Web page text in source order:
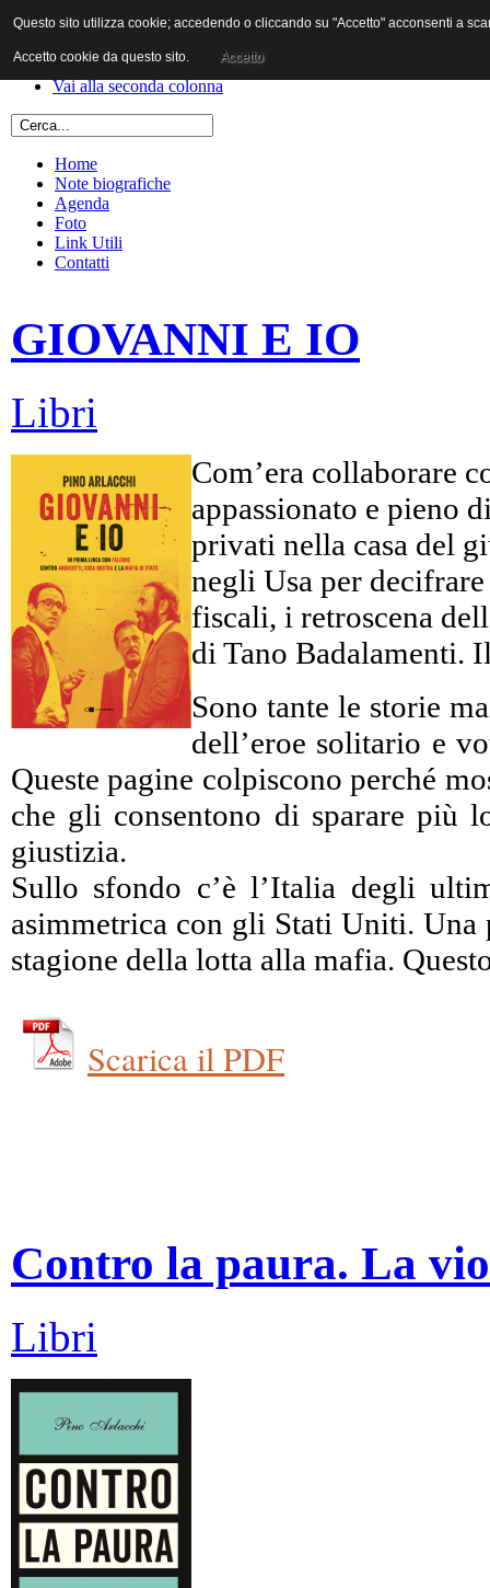
Vai al contenuto
Vai alla prima colonna
Vai alla seconda colonna
Home
Note biografiche
Agenda
Foto
Link Utili
Contatti
GIOVANNI E IO
Libri
Com’era collaborare
appassionato e pieno
privati nella casa del
negli Usa per
fiscali, i retroscena
di Tano Badalamenti.
Sono tante le storie
dell’eroe solitario e
Queste pagine colpiscono perché
che gli consentono di sparare più
giustizia.
Sullo sfondo c’è l’Italia degli
asimmetrica con gli Stati Uniti. Una
stagione della lotta alla mafia.
Scarica il PDF
Contro la paura. La
Libri
Questo sito utilizza cookie; accedendo o cliccando su "Accetto" acconsenti a
Accetto cookie da questo sito. Accetto